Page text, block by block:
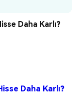
Daha Karlı?
Daha Karlı?